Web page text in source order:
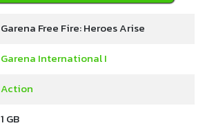
Garena Free Fire: Heroes Arise
Garena International I
Action
1 GB